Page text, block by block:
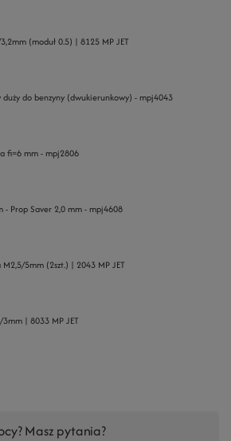
(moduł 0.5) | 8125 MP JET
do benzyny (dwukierunkowy) - mpj4043
fi=6 mm - mpj2806
- Prop Saver 2,0 mm - mpj4608
5mm (2szt.) | 2043 MP JET
| 8033 MP JET
Masz pytania?